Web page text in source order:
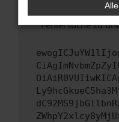
uns diesen Text
Fehlersuche zu